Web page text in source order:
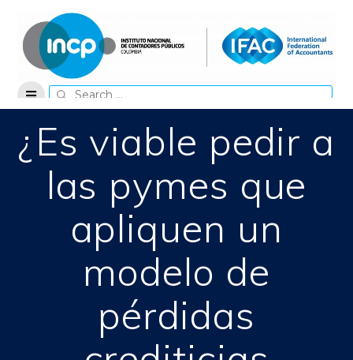
content
Search
for:
¿Es viable pedir a
las pymes que
apliquen un
modelo de
pérdidas